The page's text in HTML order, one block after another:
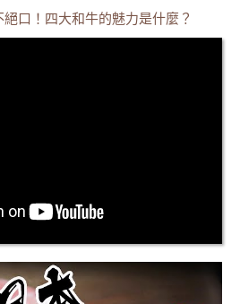
絕口！四大和牛的魅力是什麼？